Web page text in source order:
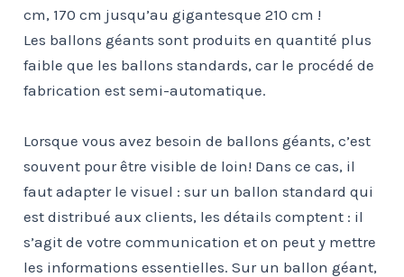
cm, 170 cm jusqu’au gigantesque 210 cm !
Les ballons géants sont produits en quantité plus
faible que les ballons standards, car le procédé de
fabrication est semi-automatique.
Lorsque vous avez besoin de ballons géants, c’est
souvent pour être visible de loin! Dans ce cas, il
faut adapter le visuel : sur un ballon standard qui
est distribué aux clients, les détails comptent : il
s’agit de votre communication et on peut y mettre
les informations essentielles. Sur un ballon géant,